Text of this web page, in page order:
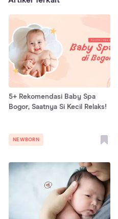
5+ Rekomendasi Baby Spa
Bogor, Saatnya Si Kecil Relaks!
NEWBORN